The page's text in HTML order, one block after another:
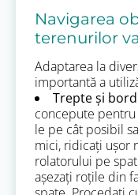
Navigarea
terenurilor
Adaptarea la
importantă a
Trepte și
concepute
le pe cât posibil
mici, ridicați ușor
rolatorului pe
așezați roțile din